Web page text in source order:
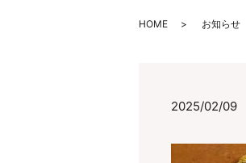
HOME お知らせ
2025/02/09